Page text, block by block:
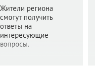
Жители региона
смогут получить
ответы на
интересующие
вопросы.